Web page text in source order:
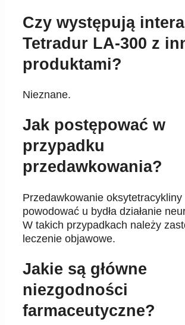
Czy występują
Tetradur LA-300 z
produktami?
Nieznane.
Jak postępować w
przypadku
przedawkowania?
Przedawkowanie oksytetracykliny
powodować u bydła działanie
W takich przypadkach należy
leczenie objawowe.
Jakie są główne
niezgodności
farmaceutyczne?